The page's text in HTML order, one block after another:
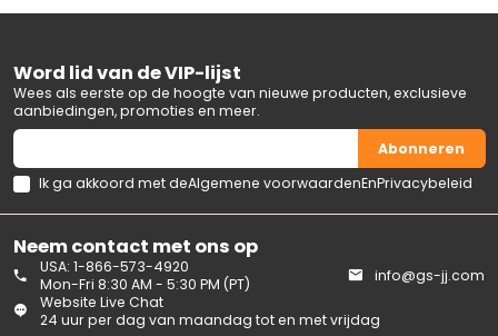
Neem contact met ons op
Website Live Chat
24 uur per dag van maandag tot en met vrijdag
USA: 1-866-573-4920
Mon-Fri 8:30 AM - 5:30 PM (PT)
info@gs-jj.com
Word lid van de VIP-lijst
Wees als eerste op de hoogte van nieuwe producten, exclusieve
aanbiedingen, promoties en meer.
Abonneren
Ik ga akkoord met deAlgemene voorwaardenEnPrivacybeleid